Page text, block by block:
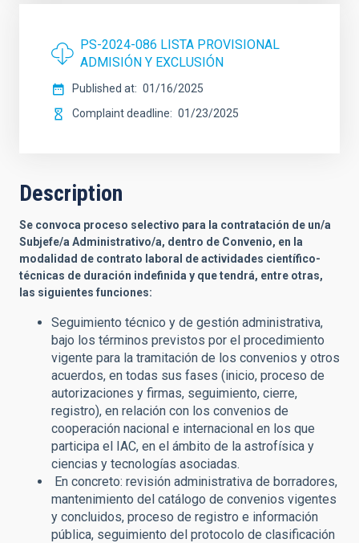
PS-2024-086 LISTA PROVISIONAL
ADMISIÓN Y EXCLUSIÓN
Published at
01/16/2025
Complaint deadline
01/23/2025
Description
Se convoca proceso selectivo para la contratación de un/a
Subjefe/a Administrativo/a, dentro de Convenio, en la
modalidad de contrato laboral de actividades científico-
técnicas de duración indefinida y que tendrá, entre otras,
las siguientes funciones:
Seguimiento técnico y de gestión administrativa,
bajo los términos previstos por el procedimiento
vigente para la tramitación de los convenios y otros
acuerdos, en todas sus fases (inicio, proceso de
autorizaciones y firmas, seguimiento, cierre,
registro), en relación con los convenios de
cooperación nacional e internacional en los que
participa el IAC, en el ámbito de la astrofísica y
ciencias y tecnologías asociadas.
En concreto: revisión administrativa de borradores,
mantenimiento del catálogo de convenios vigentes
y concluidos, proceso de registro e información
pública, seguimiento del protocolo de clasificación